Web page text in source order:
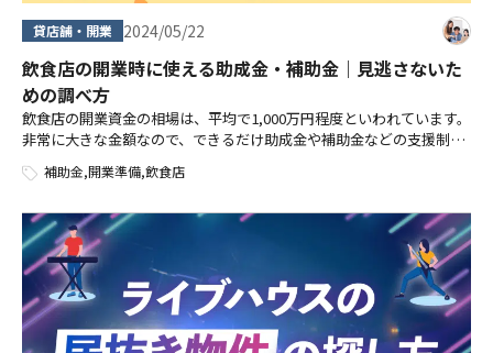
飲食店の開業時に使える助成金・補助金｜見逃さないた
めの調べ方
飲食店の開業資金の相場は、平均で1,000万円程度といわれています。
非常に大きな金額なので、できるだけ助成金や補助金などの支援制度
を使って、負担を減らしたいところです。 本記事では、飲食店の開業
時に使える助成金・補助金、 […]
貸店舗・開業 2024/05/22
補助金,開業準備,飲食店